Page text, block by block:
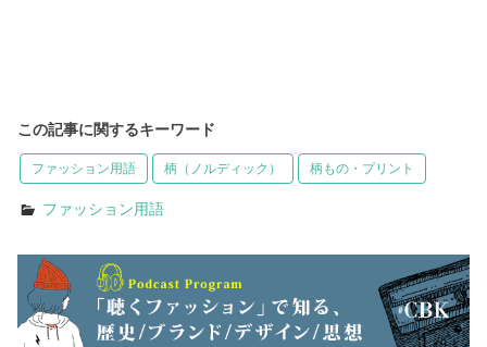
この記事に関するキーワード
ファッション用語 柄（ノルディック） 柄もの・プリント
ファッション用語